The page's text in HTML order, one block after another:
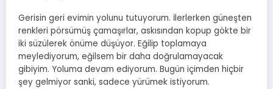
Gerisin geri evimin yolunu tutuyorum. İlerlerken güneşten
renkleri pörsümüş çamaşırlar, askısından kopup gökte bir
iki süzülerek önüme düşüyor. Eğilip toplamaya
meylediyorum, eğilsem bir daha doğrulamayacak
gibiyim. Yoluma devam ediyorum. Bugün içimden hiçbir
şey gelmiyor sanki, sadece yürümek istiyorum.